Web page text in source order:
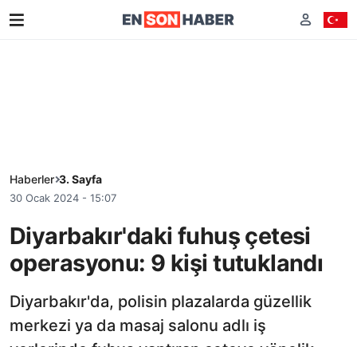
Haberler 3. Sayfa
30 Ocak 2024 - 15:07
Diyarbakır'daki fuhuş çetesi
operasyonu: 9 kişi tutuklandı
Diyarbakır'da, polisin plazalarda güzellik
merkezi ya da masaj salonu adlı iş